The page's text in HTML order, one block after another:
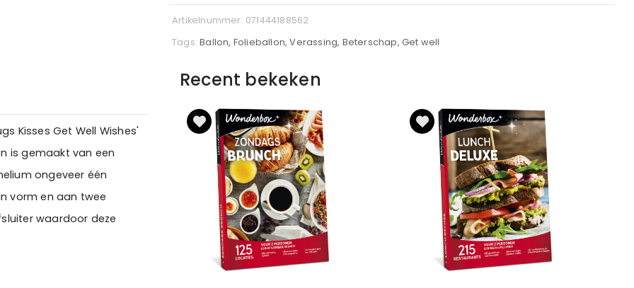
Kisses Get Well Wishes'
is gemaakt van een
ongeveer één
vorm en aan twee
waardoor deze
Artikelnummer: 071444188562
Tags:Ballon, Folieballon, Verassing, Beterschap, Get well
Recent bekeken